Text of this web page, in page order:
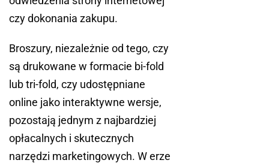
czy dokonania zakupu.
Broszury, niezależnie od tego, czy
są drukowane w formacie bi-fold
lub tri-fold, czy udostępniane
online jako interaktywne wersje,
pozostają jednym z najbardziej
opłacalnych i skutecznych
narzędzi marketingowych. W erze